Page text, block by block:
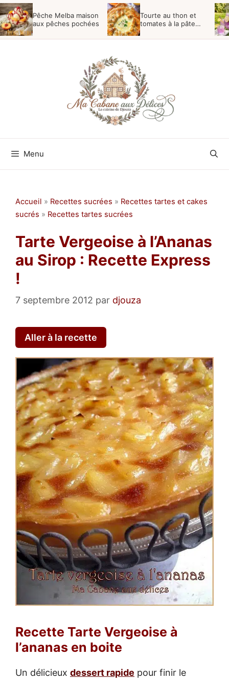
Aller
au
contenu
Pêche Melba maison
aux pêches pochées
Tourte au thon et
tomates à la pâte
Menu
Accueil » Recettes sucrées » Recettes tartes et cakes
sucrés » Recettes tartes sucrées
Tarte Vergeoise à l’Ananas
au Sirop : Recette Express
!
7 septembre 2012 par djouza
Aller à la recette
Recette Tarte Vergeoise à
l’ananas en boite
Un délicieux dessert rapide pour finir le